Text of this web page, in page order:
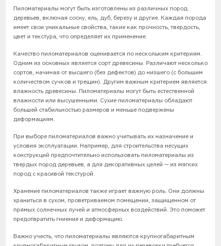
Пиломатериалы могут быть изготовлены из различных пород
деревьев, включая сосну, ель, дуб, березу и другие. Каждая порода
имеет свои уникальные свойства, такие как прочность, твердость,
цвет и текстура, что определяет их применение.
Качество пиломатериалов оценивается по нескольким критериям.
Одним из основных является сорт древесины. Различают несколько
сортов, начиная от высшего (без дефектов) до низшего (с большим
количеством сучков и трещин). Другим важным критерием является
влажность древесины. Пиломатериалы могут быть естественной
влажности или высушенными. Сухие пиломатериалы обладают
большей стабильностью размеров и меньше подвержены
деформациям.
При выборе пиломатериалов важно учитывать их назначение и
условия эксплуатации. Например, для строительства несущих
конструкций предпочтительно использовать пиломатериалы из
твердых пород деревьев, а для декоративных целей — из мягких
пород с красивой текстурой.
Хранение пиломатериалов также играет важную роль. Они должны
храниться в сухом, проветриваемом помещении, защищенном от
прямых солнечных лучей и атмосферных воздействий. Это поможет
предотвратить гниение и деформацию.
Важно учесть, что пиломатериалы являются крупногабаритным